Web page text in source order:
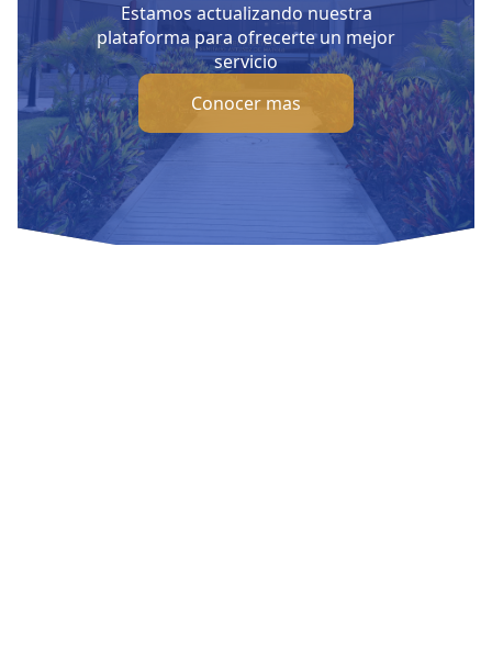
Estamos actualizando nuestra
plataforma para ofrecerte un mejor
servicio
Conocer mas